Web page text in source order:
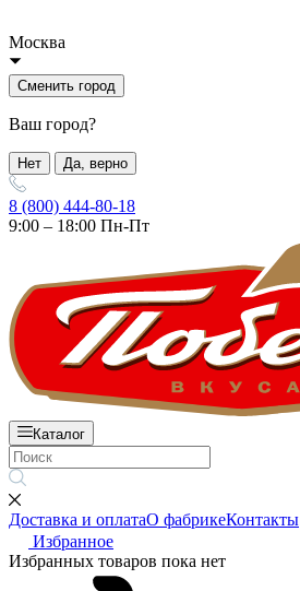
Москва
Сменить город
Ваш город?
Нет Да, верно
8 (800) 444-80-18
9:00 – 18:00 Пн-Пт
Каталог
Доставка и оплатаО фабрикеКонтакты
Избранное
Избранных товаров пока нет